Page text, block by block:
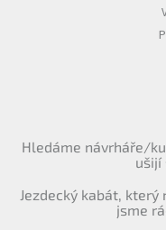
Hledáme návrháře/
ušijí
Jezdecký kabát,
jsme